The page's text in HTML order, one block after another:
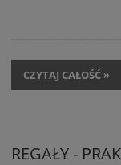
CZYTAJ CAŁOŚĆ »
REGAŁY -